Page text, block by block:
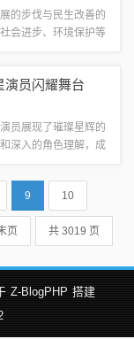
的步伐与民生改善的
会进步、环境保护等
，提高了人民的生...
演员闪耀舞台
员展现了璀璨星辉的
深入的角色理解，成
力量和魅力。摘要字
述《女子...
9 10
页 共 3019 页
Z-BlogPHP 搭建